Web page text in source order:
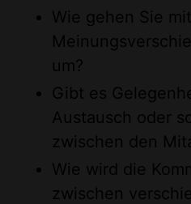
Wie gehen Sie
um?
Gibt es
Austausch oder
zwischen den
Wie wird die
zwischen